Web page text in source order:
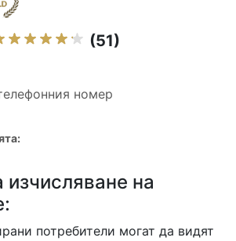
(51)
номер
изчисляване на
потребители могат да видят